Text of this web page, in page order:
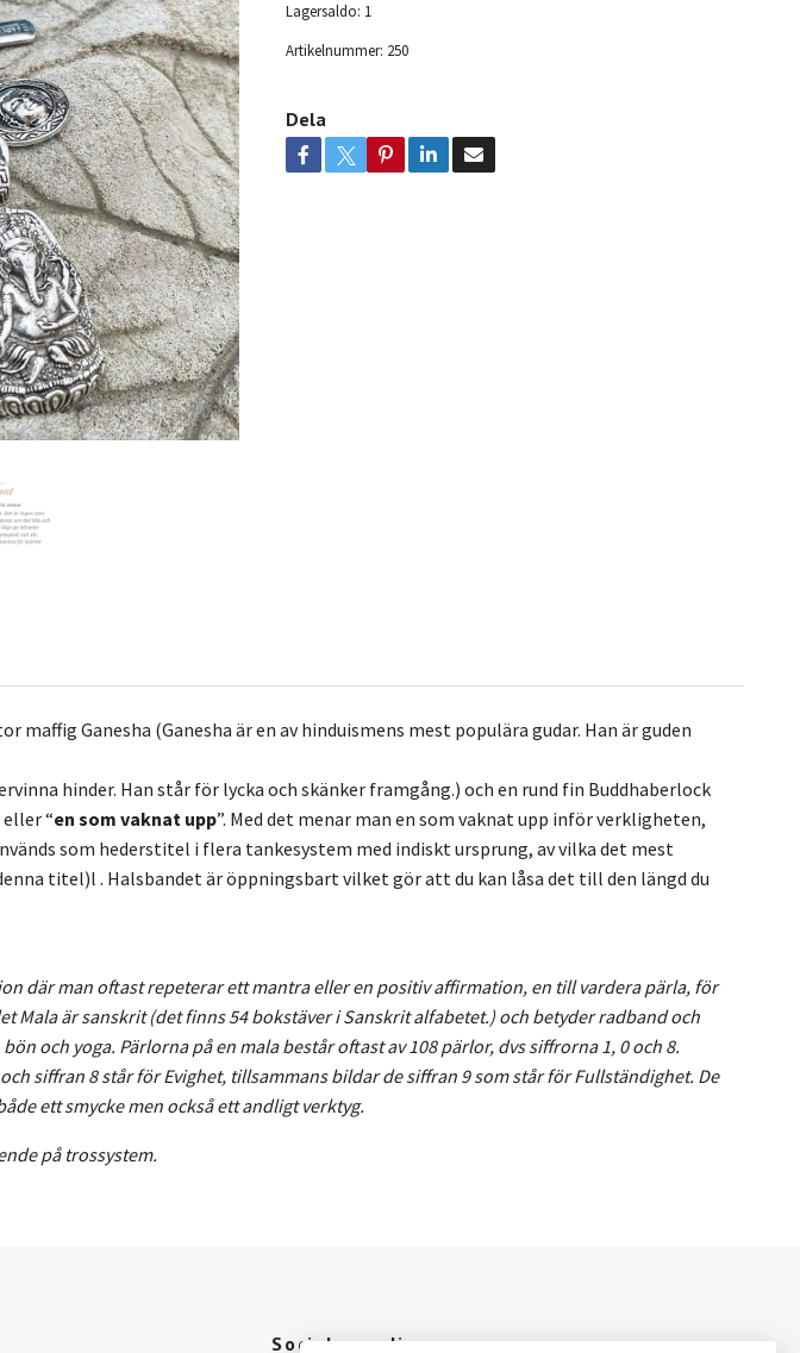
Lagersaldo: 1
Artikelnummer: 250
Dela
maffig Ganesha (Ganesha är en av hinduismens mest populära gudar. Han är guden
hinder. Han står för lycka och skänker framgång.) och en rund fin Buddhaberlock
eller “en som vaknat upp”. Med det menar man en som vaknat upp inför verkligheten,
som hederstitel i flera tankesystem med indiskt ursprung, av vilka det mest
titel)l . Halsbandet är öppningsbart vilket gör att du kan låsa det till den längd du
där man oftast repeterar ett mantra eller en positiv affirmation, en till vardera pärla, för
Mala är sanskrit (det finns 54 bokstäver i Sanskrit alfabetet.) och betyder radband och
och yoga. Pärlorna på en mala består oftast av 108 pärlor, dvs siffrorna 1, 0 och 8.
siffran 8 står för Evighet, tillsammans bildar de siffran 9 som står för Fullständighet. De
ett smycke men också ett andligt verktyg.
på trossystem.
Sociala medier